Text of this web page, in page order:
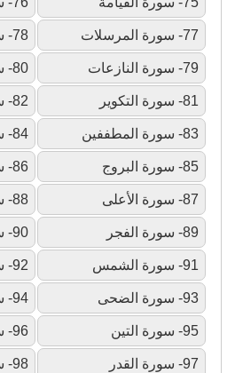
77- سورة المرسلات 78- سورة النبأ
79- سورة النازعات 80- سورة عبس
81- سورة التكوير 82- سورة الانفطار
83- سورة المطففين 84- سورة الانشقاق
85- سورة البروج 86- سورة الطارق
87- سورة الأعلى 88- سورة الغاشية
89- سورة الفجر 90- سورة البلد
91- سورة الشمس 92- سورة الليل
93- سورة الضحى 94- سورة الشرح
95- سورة التين 96- سورة العلق
97- سورة القدر 98- سورة البينة